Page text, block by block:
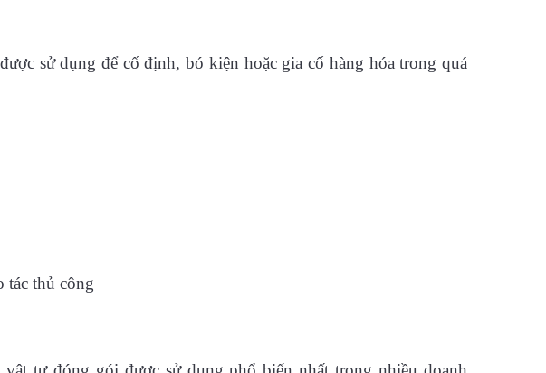
sử dụng để cố định, bó kiện hoặc gia cố hàng hóa trong quá
tác thủ công